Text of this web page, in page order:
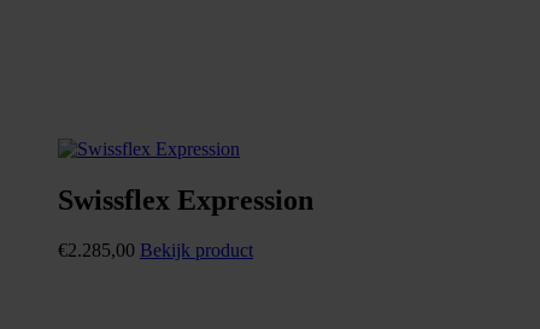
Swissflex Expression
€2.285,00 Bekijk product